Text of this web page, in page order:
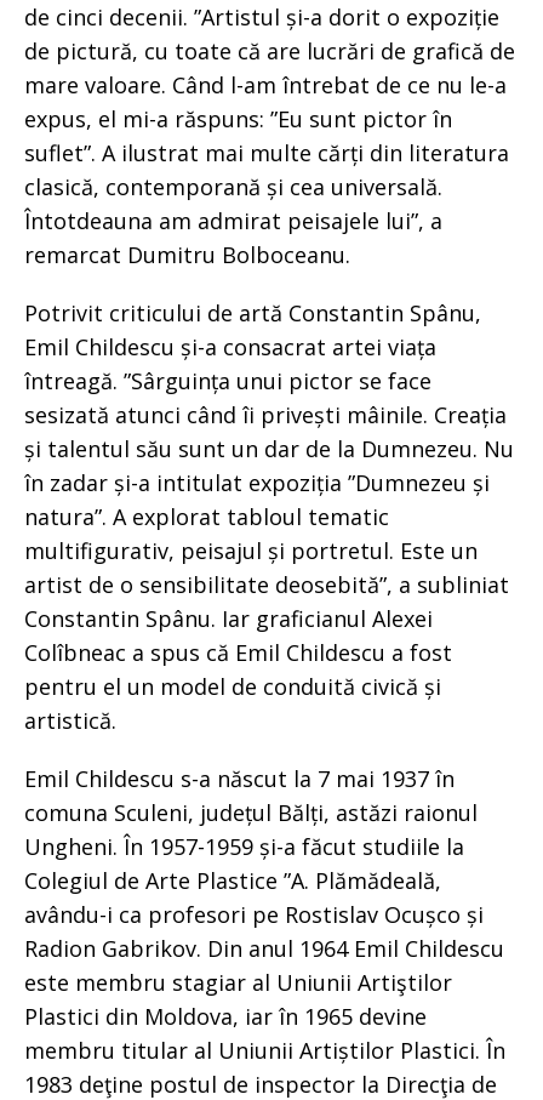
de cinci decenii. ”Artistul și-a dorit o expoziție
de pictură, cu toate că are lucrări de grafică de
mare valoare. Când l-am întrebat de ce nu le-a
expus, el mi-a răspuns: ”Eu sunt pictor în
suflet”. A ilustrat mai multe cărți din literatura
clasică, contemporană și cea universală.
Întotdeauna am admirat peisajele lui”, a
remarcat Dumitru Bolboceanu.
Potrivit criticului de artă Constantin Spânu,
Emil Childescu și-a consacrat artei viața
întreagă. ”Sârguința unui pictor se face
sesizată atunci când îi privești mâinile. Creația
și talentul său sunt un dar de la Dumnezeu. Nu
în zadar și-a intitulat expoziția ”Dumnezeu și
natura”. A explorat tabloul tematic
multifigurativ, peisajul și portretul. Este un
artist de o sensibilitate deosebită”, a subliniat
Constantin Spânu. Iar graficianul Alexei
Colîbneac a spus că Emil Childescu a fost
pentru el un model de conduită civică și
artistică.
Emil Childescu s-a născut la 7 mai 1937 în
comuna Sculeni, județul Bălți, astăzi raionul
Ungheni. În 1957-1959 și-a făcut studiile la
Colegiul de Arte Plastice ”A. Plămădeală,
avându-i ca profesori pe Rostislav Ocușco și
Radion Gabrikov. Din anul 1964 Emil Childescu
este membru stagiar al Uniunii Artiştilor
Plastici din Moldova, iar în 1965 devine
membru titular al Uniunii Artiștilor Plastici. În
1983 deţine postul de inspector la Direcţia de